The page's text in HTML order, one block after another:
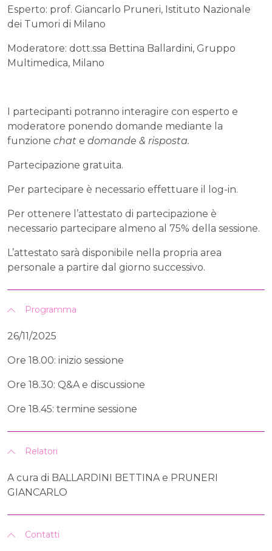
Esperto: prof. Giancarlo Pruneri, Istituto Nazionale
dei Tumori di Milano
Moderatore: dott.ssa Bettina Ballardini, Gruppo
Multimedica, Milano
I partecipanti potranno interagire con esperto e
moderatore ponendo domande mediante la
funzione chat e domande & risposta.
Partecipazione gratuita.
Per partecipare è necessario effettuare il log-in.
Per ottenere l’attestato di partecipazione è
necessario partecipare almeno al 75% della sessione.
L’attestato sarà disponibile nella propria area
personale a partire dal giorno successivo.
Programma
26/11/2025
Ore 18.00: inizio sessione
Ore 18.30: Q&A e discussione
Ore 18.45: termine sessione
Relatori
A cura di BALLARDINI BETTINA e PRUNERI
GIANCARLO
Contatti